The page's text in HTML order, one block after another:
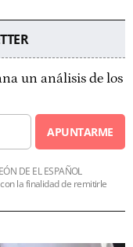
un análisis de los
APUNTARME
DE EL ESPAÑOL
la finalidad de remitirle